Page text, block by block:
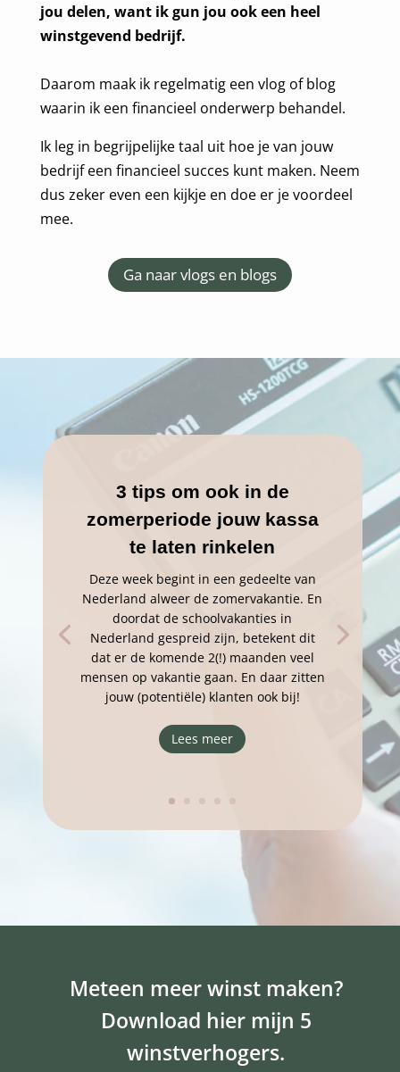
jou delen, want ik gun jou ook een heel
winstgevend bedrijf.
Daarom maak ik regelmatig een vlog of blog
waarin ik een financieel onderwerp behandel.
Ik leg in begrijpelijke taal uit hoe je van jouw
bedrijf een financieel succes kunt maken. Neem
dus zeker even een kijkje en doe er je voordeel
mee.
Ga naar vlogs en blogs
3 tips om ook in de
zomerperiode jouw kassa
te laten rinkelen
Deze week begint in een gedeelte van
Nederland alweer de zomervakantie. En
doordat de schoolvakanties in
Nederland gespreid zijn, betekent dit
dat er de komende 2(!) maanden veel
mensen op vakantie gaan. En daar zitten
jouw (potentiële) klanten ook bij!
Lees meer
Meteen meer winst maken?
Download hier mijn 5
winstverhogers.